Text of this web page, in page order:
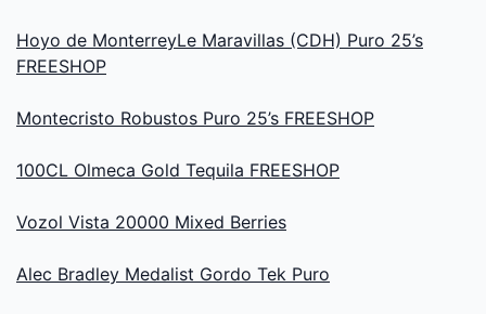
Hoyo de MonterreyLe Maravillas (CDH) Puro 25’s
FREESHOP
Montecristo Robustos Puro 25’s FREESHOP
100CL Olmeca Gold Tequila FREESHOP
Vozol Vista 20000 Mixed Berries
Alec Bradley Medalist Gordo Tek Puro